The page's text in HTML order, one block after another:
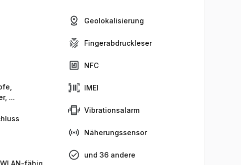
...
fähig
Geolokalisierung
Fingerabdruckleser
NFC
IMEI
Vibrationsalarm
Näherungssensor
und 36 andere